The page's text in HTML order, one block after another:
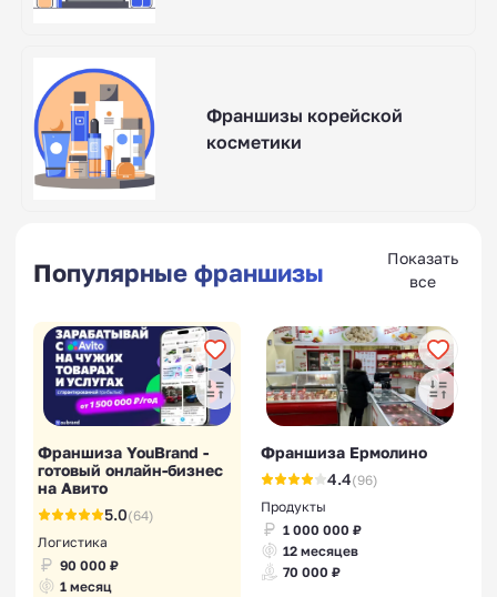
Франшизы корейской
косметики
Популярные франшизы
Показать
все
Франшиза YouBrand -
готовый онлайн-бизнес
на Авито
5.0(64)
Логистика
90 000 ₽
1 месяц
Франшиза Ермолино
4.4(96)
Продукты
1 000 000 ₽
12 месяцев
70 000 ₽